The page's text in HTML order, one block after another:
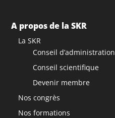
A propos de la SKR
La SKR
Conseil d’administration
Conseil scientifique
Devenir membre
Nos congrès
Nos formations